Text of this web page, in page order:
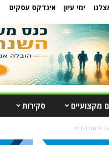
ימי עיון אינדקס עסקים
מקצועיים סקירות
ארגוני היררכי